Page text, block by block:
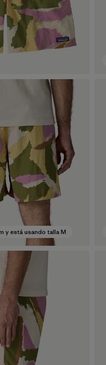
y está usando talla M